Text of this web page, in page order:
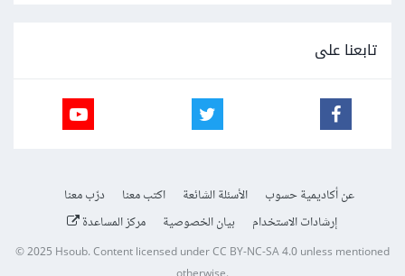
تابعنا على
عن أكاديمية حسوب الأسئلة الشائعة اكتب معنا
درّب معنا
إرشادات الاستخدام
بيان الخصوصية مركز المساعدة
© 2025Hsoub.Content licensed underCC BY-NC-SA 4.0unless mentioned